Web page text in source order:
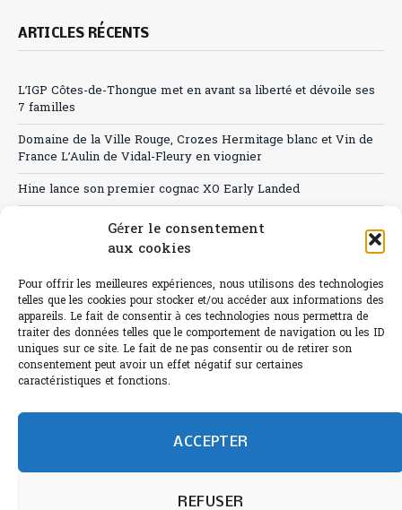
Gérer le consentement
aux cookies
Pour offrir les meilleures expériences, nous utilisons des technologies
telles que les cookies pour stocker et/ou accéder aux informations des
appareils. Le fait de consentir à ces technologies nous permettra de
traiter des données telles que le comportement de navigation ou les ID
uniques sur ce site. Le fait de ne pas consentir ou de retirer son
consentement peut avoir un effet négatif sur certaines
caractéristiques et fonctions.
ACCEPTER
REFUSER
ARTICLES RÉCENTS
L’IGP Côtes-de-Thongue met en avant sa liberté et dévoile ses
7 familles
Domaine de la Ville Rouge, Crozes Hermitage blanc et Vin de
France L’Aulin de Vidal-Fleury en viognier
Hine lance son premier cognac XO Early Landed
Canicule : A quand le CHR à « l’heure espagnole » ?
Sélection de rosés 2026
L'abus d'alcool est dangereux pour la santé.
©paris-bistro 2026 Paris-bistro.com est une publication 100%
humain et 0% IA de Paris Bistro Editions - SARL de Presse -
mail: contact@paris-bistro.com
Informations légales etRGPD